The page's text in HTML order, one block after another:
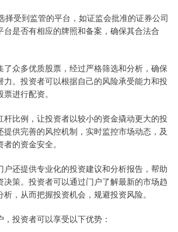
择受到监管的平台，如证监会批准的证券公司
台是否有相应的牌照和备案，确保其合法合
了众多优质股票，经过严格筛选和分析，确保
力。投资者可以根据自己的风险承受能力和投
进行配资。
杆比例，让投资者以较小的资金撬动更大的投
提供完善的风控机制，实时监控市场动态，及
的资金安全。
户还提供专业化的投资建议和分析报告，帮助
决策。投资者可以通过门户了解最新的市场趋
，从而把握投资机会，规避投资风险。
投资者可以享受以下优势：